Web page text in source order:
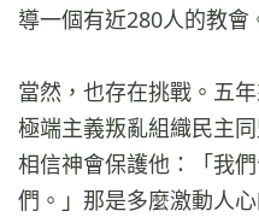
導一個有近280人的教會
當然，也存在挑戰。五
極端主義叛亂組織民主
相信神會保護他：「我
們。」那是多麼激動人